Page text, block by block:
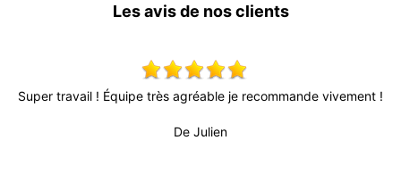
Les avis de nos clients
Super travail ! Équipe très agréable je recommande vivement !
De Julien